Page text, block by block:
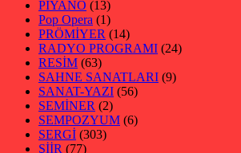
PİYANO (13)
Pop Opera (1)
PRÖMİYER (14)
RADYO PROGRAMI (24)
RESİM (63)
SAHNE SANATLARI (9)
SANAT-YAZI (56)
SEMİNER (2)
SEMPOZYUM (6)
SERGİ (303)
ŞİİR (77)